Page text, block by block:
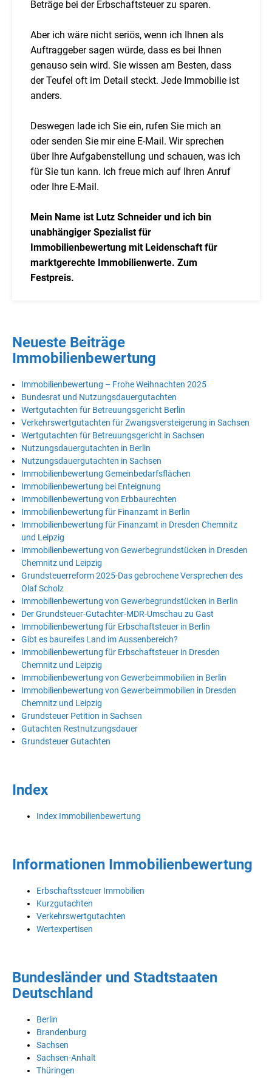
Beträge bei der Erbschaftsteuer zu sparen.
Aber ich wäre nicht seriös, wenn ich Ihnen als
Auftraggeber sagen würde, dass es bei Ihnen
genauso sein wird. Sie wissen am Besten, dass
der Teufel oft im Detail steckt. Jede Immobilie ist
anders.
Deswegen lade ich Sie ein, rufen Sie mich an
oder senden Sie mir eine E-Mail. Wir sprechen
über Ihre Aufgabenstellung und schauen, was ich
für Sie tun kann. Ich freue mich auf Ihren Anruf
oder Ihre E-Mail.
Mein Name ist Lutz Schneider und ich bin
unabhängiger Spezialist für
Immobilienbewertung mit Leidenschaft für
marktgerechte Immobilienwerte. Zum
Festpreis.
Neueste Beiträge
Immobilienbewertung
Immobilienbewertung – Frohe Weihnachten 2025
Bundesrat und Nutzungsdauergutachten
Wertgutachten für Betreuungsgericht Berlin
Verkehrswertgutachten für Zwangsversteigerung in Sachsen
Wertgutachten für Betreuungsgericht in Sachsen
Nutzungsdauergutachten in Berlin
Nutzungsdauergutachten in Sachsen
Immobilienbewertung Gemeinbedarfsflächen
Immobilienbewertung bei Enteignung
Immobilienbewertung von Erbbaurechten
Immobilienbewertung für Finanzamt in Berlin
Immobilienbewertung für Finanzamt in Dresden Chemnitz
und Leipzig
Immobilienbewertung von Gewerbegrundstücken in Dresden
Chemnitz und Leipzig
Grundsteuerreform 2025-Das gebrochene Versprechen des
Olaf Scholz
Immobilienbewertung von Gewerbegrundstücken in Berlin
Der Grundsteuer-Gutachter-MDR-Umschau zu Gast
Immobilienbewertung für Erbschaftsteuer in Berlin
Gibt es baureifes Land im Aussenbereich?
Immobilienbewertung für Erbschaftsteuer in Dresden
Chemnitz und Leipzig
Immobilienbewertung von Gewerbeimmobilien in Berlin
Immobilienbewertung von Gewerbeimmobilien in Dresden
Chemnitz und Leipzig
Grundsteuer Petition in Sachsen
Gutachten Restnutzungsdauer
Grundsteuer Gutachten
Index
Index Immobilienbewertung
Informationen Immobilienbewertung
Erbschaftssteuer Immobilien
Kurzgutachten
Verkehrswertgutachten
Wertexpertisen
Bundesländer und Stadtstaaten
Deutschland
Berlin
Brandenburg
Sachsen
Sachsen-Anhalt
Thüringen